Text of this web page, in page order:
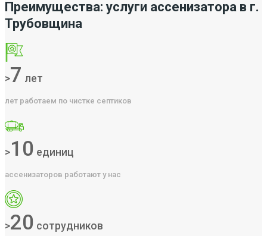
Преимущества: услуги ассенизатора в г.
Трубовщина
>7 лет
лет работаем по чистке септиков
>10 единиц
ассенизаторов работают у нас
>20 сотрудников